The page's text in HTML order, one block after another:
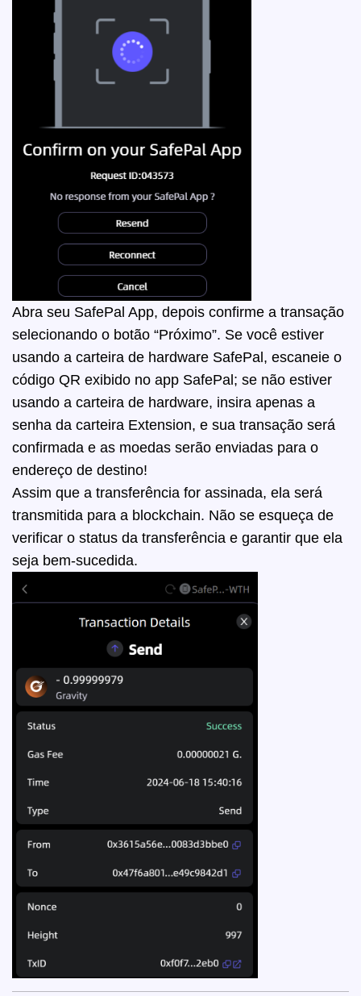
Abra seu SafePal App, depois confirme a transação
selecionando o botão “Próximo”. Se você estiver
usando a carteira de hardware SafePal, escaneie o
código QR exibido no app SafePal; se não estiver
usando a carteira de hardware, insira apenas a
senha da carteira Extension, e sua transação será
confirmada e as moedas serão enviadas para o
endereço de destino!
Assim que a transferência for assinada, ela será
transmitida para a blockchain. Não se esqueça de
verificar o status da transferência e garantir que ela
seja bem-sucedida.